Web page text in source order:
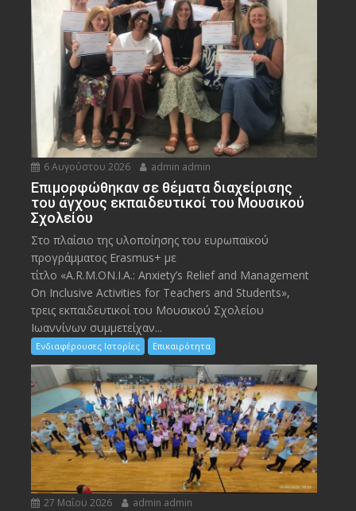
6 Αυγούστου 2026 admin admin
Eπιμορφώθηκαν σε θέματα διαχείρισης
του άγχους εκπαιδευτικοί του Μουσικού
Σχολείου
Στο πλαίσιο της υλοποίησης του ευρωπαϊκού
προγράμματος Erasmus+ με
τίτλο «A.R.M.ON.I.A.: Anxiety’s Relief and Management
On Inclusive Activities for Teachers and Students»,
τρεις εκπαιδευτικοί του Μουσικού Σχολείου
Ιωαννίνων συμμετείχαν...
Ενδιαφέρουσες Ιστορίες Επικαιρότητα
27 Μαΐου 2026 admin admin